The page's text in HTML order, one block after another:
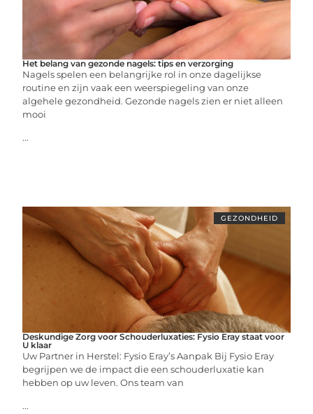
Het belang van gezonde nagels: tips en verzorging
Nagels spelen een belangrijke rol in onze dagelijkse
routine en zijn vaak een weerspiegeling van onze
algehele gezondheid. Gezonde nagels zien er niet alleen
mooi
...
GEZONDHEID
Deskundige Zorg voor Schouderluxaties: Fysio Eray staat voor
U klaar
Uw Partner in Herstel: Fysio Eray’s Aanpak Bij Fysio Eray
begrijpen we de impact die een schouderluxatie kan
hebben op uw leven. Ons team van
...